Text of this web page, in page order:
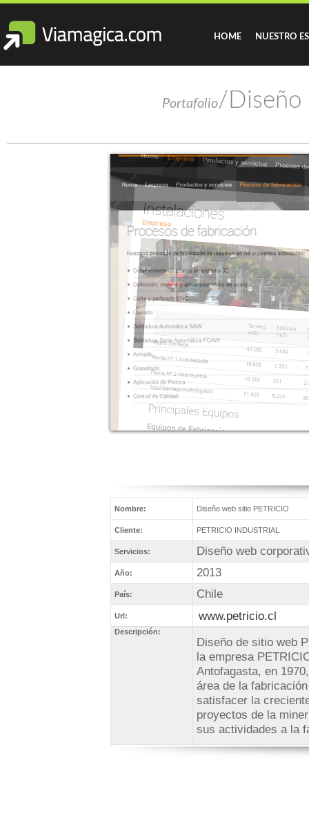
HOME NUESTRO
Portafolio/Diseño
Nombre: Diseño web sitio PETRICIO
Cliente: PETRICIO INDUSTRIAL
Servicios: Diseño web
Año: 2013
País: Chile
Url: www.petricio.cl
Descripción:
Diseño de sitio web
la empresa
Antofagasta, en
área de la
satisfacer la
proyectos de la
sus actividades a la